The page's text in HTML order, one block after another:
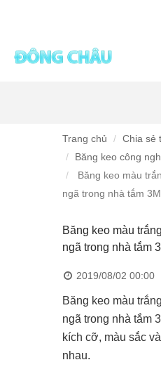
Băng keo màu
ngã trong nhà tắm
2019/08/02 00:00
Băng keo màu
ngã trong nhà tắm
kích cỡ, màu sắc
nhau.
Trang chủ
Chia sẻ
Băng keo công
Băng keo màu
ngã trong nhà tắm